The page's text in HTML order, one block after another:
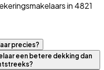
in 4821
precies?
een betere dekking dan